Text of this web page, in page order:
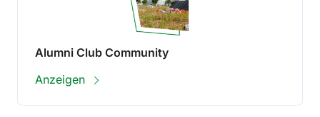
Alumni Club Community
Anzeigen